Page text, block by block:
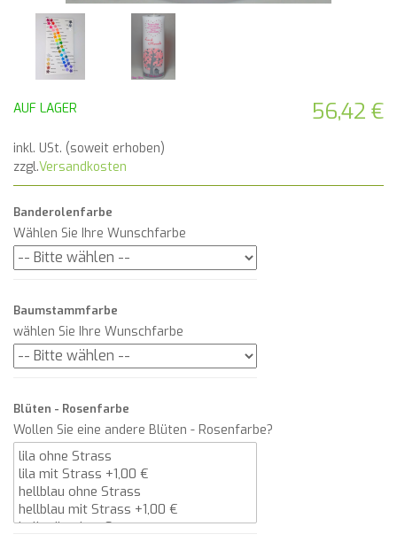
56,42 €
AUF LAGER
inkl. USt. (soweit erhoben)
zzgl.Versandkosten
Banderolenfarbe
Wählen Sie Ihre Wunschfarbe
Baumstammfarbe
wählen Sie Ihre Wunschfarbe
Blüten - Rosenfarbe
Wollen Sie eine andere Blüten - Rosenfarbe?